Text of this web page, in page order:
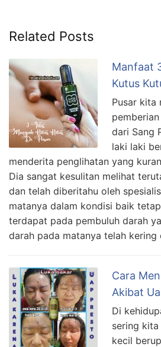
Related Posts
Manfaat
Kutus
Pusar kita
dari Sang
laki laki
menderita penglihatan yang
Dia sangat kesulitan melihat
dan telah diberitahu oleh
matanya dalam kondisi baik
terdapat pada pembuluh darah
darah pada matanya telah kering
Cara
Akibat
Di
sering
kecil